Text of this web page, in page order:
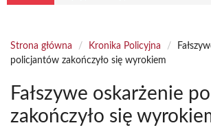
Strona główna / Kronika Policyjna /
policjantów zakończyło się wyrokiem
Fałszywe oskarżenie
zakończyło się